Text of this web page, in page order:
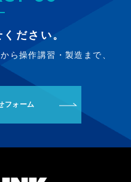
ださい。
ら操作講習・製造まで、
フォーム